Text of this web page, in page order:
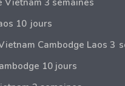
Vietnam 3 semaines
10 jours
Cambodge Laos 3
10 jours